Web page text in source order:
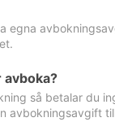
egna
avboka?
så betalar du
avbokningsavgift